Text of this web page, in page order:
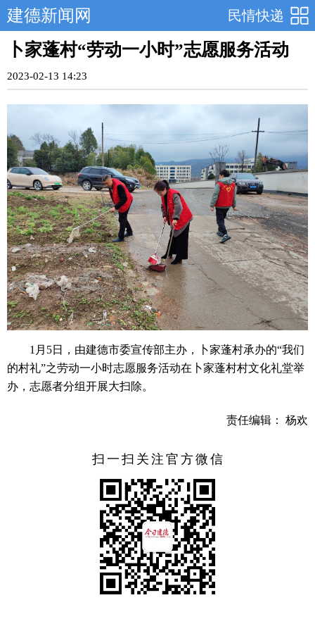
民情快递
建德新闻网
卜家蓬村“劳动一小时”志愿服务活动
2023-02-13 14:23
1月5日，由建德市委宣传部主办，卜家蓬村承办的“我们
的村礼”之劳动一小时志愿服务活动在卜家蓬村村文化礼堂举
办，志愿者分组开展大扫除。
责任编辑： 杨欢
扫一扫关注官方微信